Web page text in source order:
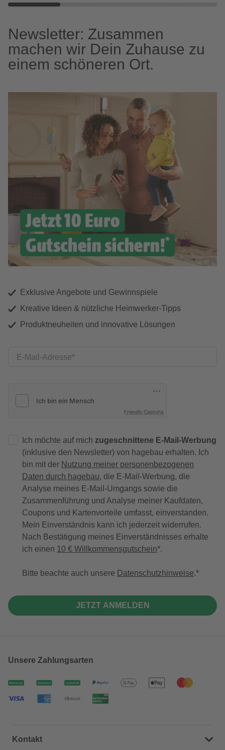
Newsletter: Zusammen
machen wir Dein Zuhause zu
einem schöneren Ort.
Exklusive Angebote und Gewinnspiele
Kreative Ideen & nützliche Heimwerker-Tipps
Produktneuheiten und innovative Lösungen
E-Mail-Adresse
Friendly Captcha
Ich möchte auf mich zugeschnittene E-Mail-Werbung
(inklusive den Newsletter) von hagebau erhalten. Ich
bin mit der Nutzung meiner personenbezogenen
Daten durch hagebau, die E-Mail-Werbung, die
Analyse meines E-Mail-Umgangs sowie die
Zusammenführung und Analyse meiner Kaufdaten,
Coupons und Kartenvorteile umfasst, einverstanden.
Mein Einverständnis kann ich jederzeit widerrufen.
Nach Bestätigung meines Einverständnisses erhalte
ich einen 10 € Willkommensgutschein*.
Bitte beachte auch unsere Datenschutzhinweise.
JETZT ANMELDEN
Unsere Zahlungsarten
Kontakt